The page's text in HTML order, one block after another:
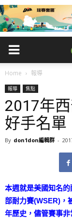
Home 報導
報導 焦點
2017年
好手名單
By don1don編輯群 -
本週就是美國知名
部耐力賽(WSER)，
年歷史，儘管賽事